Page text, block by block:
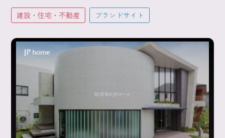
建設・住宅・不動産 ブランドサイト